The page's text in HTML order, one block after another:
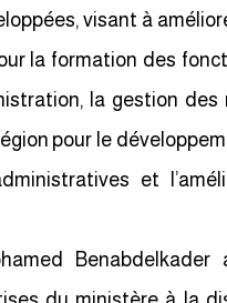
visant à
la formation des
la gestion des
pour le
et